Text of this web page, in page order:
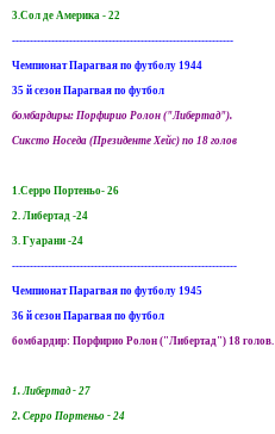
3.Сол де Америка - 22
--------------------------------------------------------------
Чемпионат Парагвая по футболу 1944
35 й сезон Парагвая по футбол
бомбардиры: Порфирио Ролон ("Либертад").
Сиксто Носеда (Президенте Хейс) по 18 голов
1.Серро Портеньо- 26
2. Либертад -24
3. Гуарани -24
---------------------------------------------------------------
Чемпионат Парагвая по футболу 1945
36 й сезон Парагвая по футбол
бомбардир: Порфирио Ролон ("Либертад") 18 голов.
1. Либертад - 27
2. Серро Портеньо - 24